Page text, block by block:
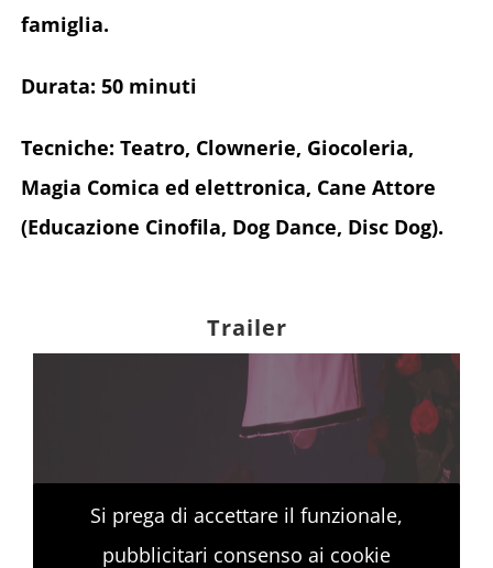
famiglia.
Durata: 50 minuti
Tecniche: Teatro, Clownerie, Giocoleria,
Magia Comica ed elettronica, Cane Attore
(Educazione Cinofila, Dog Dance, Disc Dog).
Trailer
Si prega di accettare il funzionale,
pubblicitari consenso ai cookie